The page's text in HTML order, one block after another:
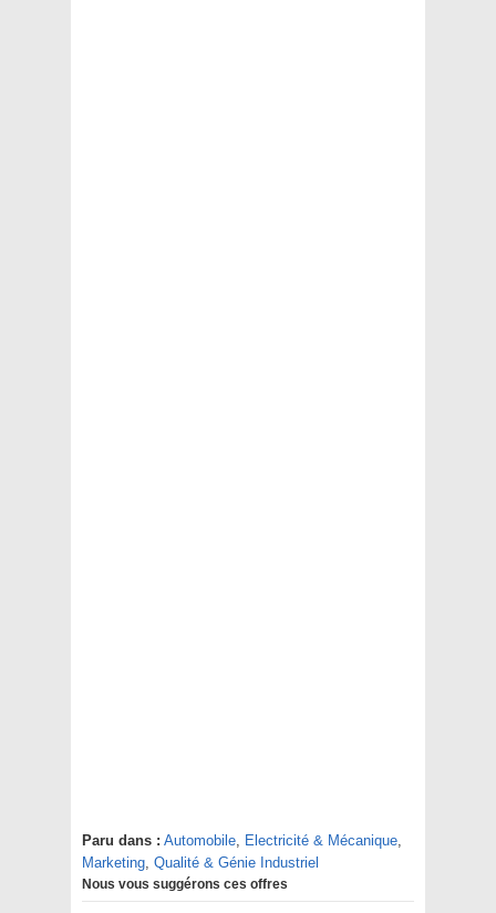
Paru dans : Automobile, Electricité & Mécanique,
Marketing, Qualité & Génie Industriel
Nous vous suggérons ces offres